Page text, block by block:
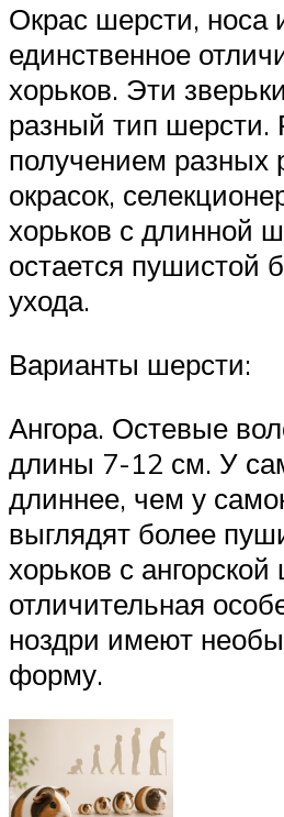
Окрас шерсти, носа
единственное
хорьков. Эти
разный тип шерсти.
получением разных
окрасок,
хорьков с длинной
остается пушистой
ухода.
Варианты шерсти:
Ангора. Остевые
длины 7-12 см. У
длиннее, чем у
выглядят более
хорьков с
отличительная
ноздри имеют
форму.